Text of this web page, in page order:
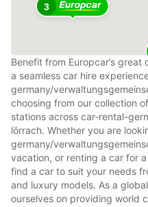
3
Benefit from Europcar’s
a seamless car hire
germany/
choosing from our collection
stations across car-rental-
lörrach. Whether you are
germany/
vacation, or renting a car for
find a car to suit your needs
and luxury models. As a
ourselves on providing world